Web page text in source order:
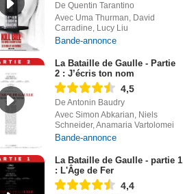
De Quentin Tarantino
Avec Uma Thurman, David
Carradine, Lucy Liu
Bande-annonce
La Bataille de Gaulle - Partie
2 : J’écris ton nom
4,5
De Antonin Baudry
Avec Simon Abkarian, Niels
Schneider, Anamaria Vartolomei
Bande-annonce
La Bataille de Gaulle - partie 1
: L'Âge de Fer
4,4